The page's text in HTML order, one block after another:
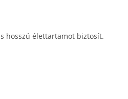
hosszú élettartamot biztosít.